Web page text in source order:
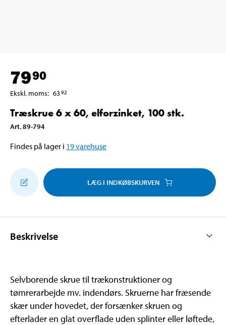
7990
Ekskl. moms: 6392
Træskrue 6 x 60, elforzinket, 100 stk.
Art.89-794
Findes på lager i 19varehuse
LÆG I INDKØBSKURVEN
Beskrivelse
Selvborende skrue til trækonstruktioner og
tømrerarbejde mv. indendørs. Skruerne har fræsende
skær under hovedet, der forsænker skruen og
efterlader en glat overflade uden splinter eller løftede,